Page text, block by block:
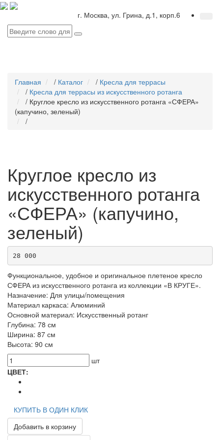
г. Москва, ул. Грина, д.1, корп.6
Главная / Каталог / Кресла для террасы
/ Кресла для террасы из искусственного ротанга
/ Круглое кресло из искусственного ротанга «СФЕРА»
(капучино, зеленый)
/
Круглое кресло из
искусственного ротанга
«СФЕРА» (капучино,
зеленый)
28 000
Функциональное, удобное и оригинальное плетеное кресло
СФЕРА из искусственного ротанга из коллекции «В КРУГЕ».
Назначение: Для улицы/помещения
Материал каркаса: Алюминий
Основной материал: Искусственный ротанг
Глубина: 78 см
Ширина: 87 см
Высота: 90 см
шт
ЦВЕТ:
КУПИТЬ В ОДИН КЛИК
Добавить в корзину